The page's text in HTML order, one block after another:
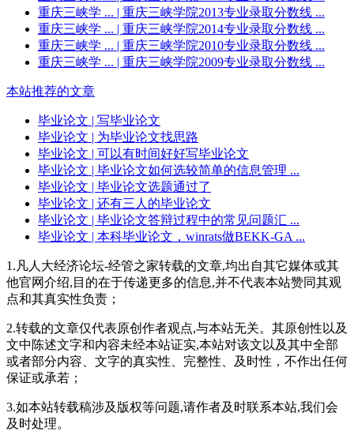
重庆三峡学 ... | 重庆三峡学院2013专业录取分数线 ...
重庆三峡学 ... | 重庆三峡学院2014专业录取分数线 ...
重庆三峡学 ... | 重庆三峡学院2010专业录取分数线 ...
重庆三峡学 ... | 重庆三峡学院2009专业录取分数线 ...
本站推荐的文章
毕业论文 | 写毕业论文
毕业论文 | 为毕业论文找思路
毕业论文 | 可以有时间好好写毕业论文
毕业论文 | 毕业论文如何选较简单的信息管理 ...
毕业论文 | 毕业论文选题通过了
毕业论文 | 还有三人的毕业论文
毕业论文 | 毕业论文答辩过程中的常见问题汇 ...
毕业论文 | 本科毕业论文，winrats做BEKK-GA ...
1.凡人大经济论坛-经管之家转载的文章,均出自其它媒体或其
他官网介绍,目的在于传递更多的信息,并不代表本站赞同其观
点和其真实性负责；
2.转载的文章仅代表原创作者观点,与本站无关。其原创性以及
文中陈述文字和内容未经本站证实,本站对该文以及其中全部
或者部分内容、文字的真实性、完整性、及时性，不作出任何
保证或承若；
3.如本站转载稿涉及版权等问题,请作者及时联系本站,我们会
及时处理。